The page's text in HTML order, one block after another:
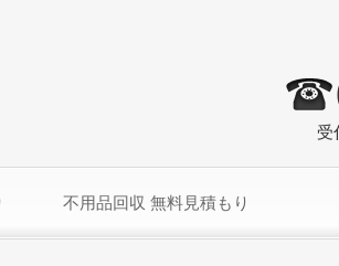
受
不用品回収 無料見積もり